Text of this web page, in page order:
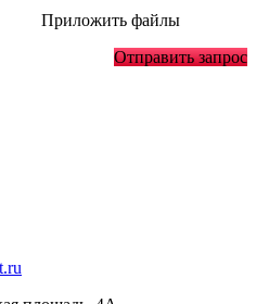
Приложить файлы
Отправить запрос